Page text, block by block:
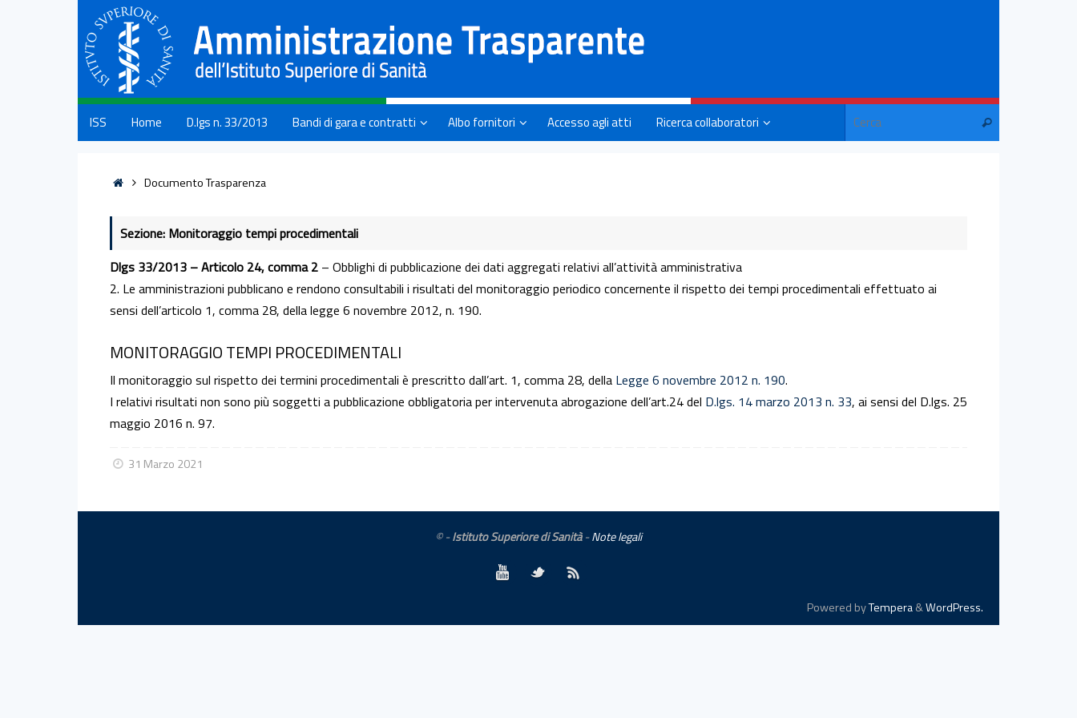
ISS Home D.lgs n. 33/2013 Bandi di gara e contratti Albo fornitori Accesso agli atti Ricerca collaboratori
Documento Trasparenza
Sezione: Monitoraggio tempi procedimentali
Dlgs 33/2013 – Articolo 24, comma 2 – Obblighi di pubblicazione dei dati aggregati relativi all’attività amministrativa
2. Le amministrazioni pubblicano e rendono consultabili i risultati del monitoraggio periodico concernente il rispetto dei tempi procedimentali effettuato ai
sensi dell’articolo 1, comma 28, della legge 6 novembre 2012, n. 190.
MONITORAGGIO TEMPI PROCEDIMENTALI
Il monitoraggio sul rispetto dei termini procedimentali è prescritto dall’art. 1, comma 28, della Legge 6 novembre 2012 n. 190.
I relativi risultati non sono più soggetti a pubblicazione obbligatoria per intervenuta abrogazione dell’art.24 del D.lgs. 14 marzo 2013 n. 33, ai sensi del D.lgs. 25
maggio 2016 n. 97.
31 Marzo 2021
© -Istituto Superiore di Sanità-Note legali
Powered byTempera&WordPress.